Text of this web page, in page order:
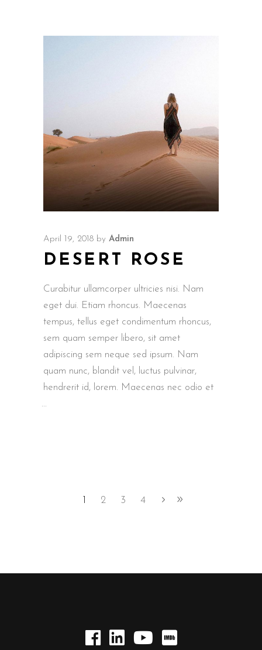
April 19, 2018 by Admin
DESERT ROSE
Curabitur ullamcorper ultricies nisi. Nam
eget dui. Etiam rhoncus. Maecenas
tempus, tellus eget condimentum rhoncus,
sem quam semper libero, sit amet
adipiscing sem neque sed ipsum. Nam
quam nunc, blandit vel, luctus pulvinar,
hendrerit id, lorem. Maecenas nec odio et
2 3 4